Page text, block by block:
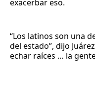
exacerbar eso.
“Los latinos son una
del estado”, dijo
echar raíces … la